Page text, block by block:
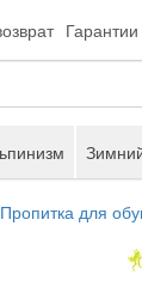
Гарантии
Пропитка для